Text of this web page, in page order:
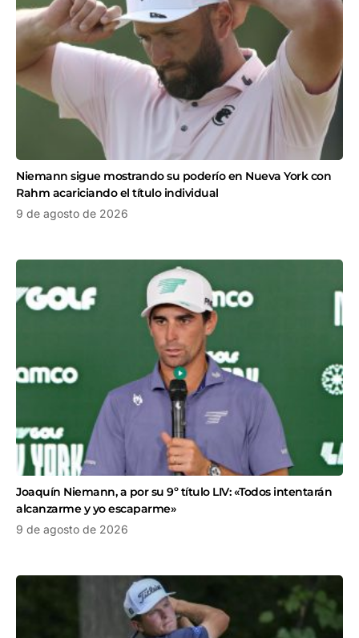
Niemann sigue mostrando su poderío en Nueva York con
Rahm acariciando el título individual
9 de agosto de 2026
Joaquín Niemann, a por su 9º título LIV: «Todos intentarán
alcanzarme y yo escaparme»
9 de agosto de 2026